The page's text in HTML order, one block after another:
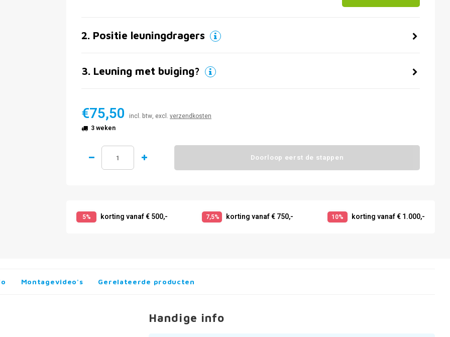
2. Positie leuningdragers
3. Leuning met buiging?
€75,50 incl. btw, excl. verzendkosten
3 weken
Doorloop eerst de stappen
5% korting vanaf € 500,- 7,5% korting vanaf € 750,- 10% korting vanaf € 1.000,-
Montagevideo's Gerelateerde producten
Handige info